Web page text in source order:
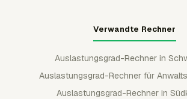
Verwandte Rechner
Auslastungsgrad-Rechner in
Auslastungsgrad-Rechner für
Auslastungsgrad-Rechner in